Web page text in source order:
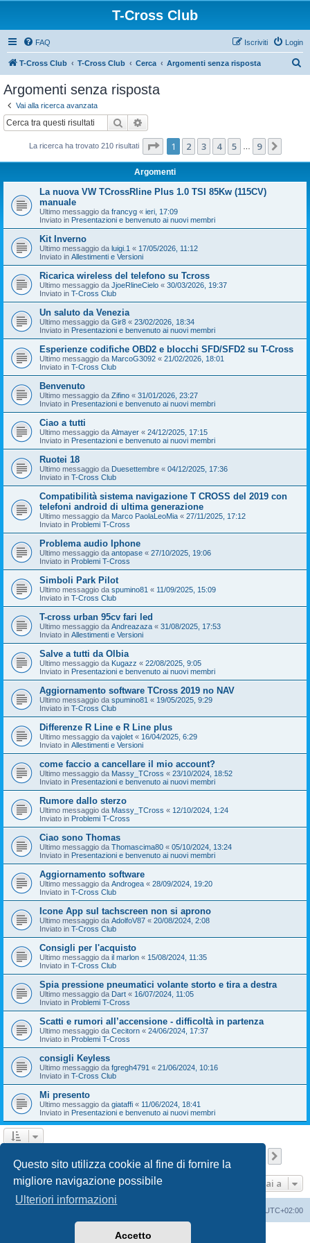
Questo sito utilizza cookie al fine di fornire la
migliore navigazione possibile
Ulteriori informazioni
Accetto
T-Cross Club
FAQ Login
Iscriviti
T-Cross Club T-Cross Club Cerca Argomenti senza risposta
Argomenti senza risposta
Vai alla ricerca avanzata
Cerca
La ricerca ha trovato 210 risultati Pagina di
1 2 3 4 5 9
Argomenti
La nuova VW TCrossRline Plus 1.0 TSI 85Kw (115CV)
manuale
Ultimo messaggio da francyg « ieri, 17:09
Inviato in Presentazioni e benvenuto ai nuovi membri
Kit Inverno
Ultimo messaggio da luigi.1 « 17/05/2026, 11:12
Inviato in Allestimenti e Versioni
Ricarica wireless del telefono su Tcross
Ultimo messaggio da JjoeRlineCielo « 30/03/2026, 19:37
Inviato in T-Cross Club
Un saluto da Venezia
Ultimo messaggio da Gir8 « 23/02/2026, 18:34
Inviato in Presentazioni e benvenuto ai nuovi membri
Esperienze codifiche OBD2 e blocchi SFD/SFD2 su T-Cross
Ultimo messaggio da MarcoG3092 « 21/02/2026, 18:01
Inviato in T-Cross Club
Benvenuto
Ultimo messaggio da Zifino « 31/01/2026, 23:27
Inviato in Presentazioni e benvenuto ai nuovi membri
Ciao a tutti
Ultimo messaggio da Almayer « 24/12/2025, 17:15
Inviato in Presentazioni e benvenuto ai nuovi membri
Ruotei 18
Ultimo messaggio da Duesettembre « 04/12/2025, 17:36
Inviato in T-Cross Club
Compatibilità sistema navigazione T CROSS del 2019 con
telefoni android di ultima generazione
Ultimo messaggio da Marco PaolaLeoMia « 27/11/2025, 17:12
Inviato in Problemi T-Cross
Problema audio Iphone
Ultimo messaggio da antopase « 27/10/2025, 19:06
Inviato in Problemi T-Cross
Simboli Park Pilot
Ultimo messaggio da spumino81 « 11/09/2025, 15:09
Inviato in T-Cross Club
T-cross urban 95cv fari led
Ultimo messaggio da Andreazaza « 31/08/2025, 17:53
Inviato in Allestimenti e Versioni
Salve a tutti da Olbia
Ultimo messaggio da Kugazz « 22/08/2025, 9:05
Inviato in Presentazioni e benvenuto ai nuovi membri
Aggiornamento software TCross 2019 no NAV
Ultimo messaggio da spumino81 « 19/05/2025, 9:29
Inviato in T-Cross Club
Differenze R Line e R Line plus
Ultimo messaggio da vajolet « 16/04/2025, 6:29
Inviato in Allestimenti e Versioni
come faccio a cancellare il mio account?
Ultimo messaggio da Massy_TCross « 23/10/2024, 18:52
Inviato in Presentazioni e benvenuto ai nuovi membri
Rumore dallo sterzo
Ultimo messaggio da Massy_TCross « 12/10/2024, 1:24
Inviato in Problemi T-Cross
Ciao sono Thomas
Ultimo messaggio da Thomascima80 « 05/10/2024, 13:24
Inviato in Presentazioni e benvenuto ai nuovi membri
Aggiornamento software
Ultimo messaggio da Androgea « 28/09/2024, 19:20
Inviato in T-Cross Club
Icone App sul tachscreen non si aprono
Ultimo messaggio da AdolfoV87 « 20/08/2024, 2:08
Inviato in T-Cross Club
Consigli per l'acquisto
Ultimo messaggio da il marlon « 15/08/2024, 11:35
Inviato in T-Cross Club
Spia pressione pneumatici volante storto e tira a destra
Ultimo messaggio da Dart « 16/07/2024, 11:05
Inviato in Problemi T-Cross
Scatti e rumori all’accensione - difficoltà in partenza
Ultimo messaggio da Cecitorn « 24/06/2024, 17:37
Inviato in Problemi T-Cross
consigli Keyless
Ultimo messaggio da fgregh4791 « 21/06/2024, 10:16
Inviato in T-Cross Club
Mi presento
Ultimo messaggio da giataffi « 11/06/2024, 18:41
Inviato in Presentazioni e benvenuto ai nuovi membri
Vai a
UTC+02:00
phpBB® Forum Software © phpBB Limited